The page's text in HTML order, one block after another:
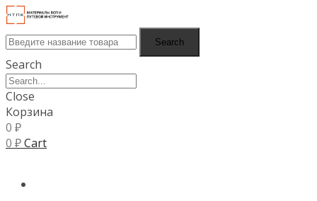
Search
Search
Close
Корзина
0 ₽
0 ₽Cart